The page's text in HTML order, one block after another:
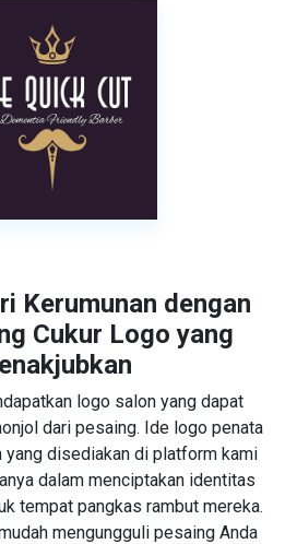
Kerumunan dengan
Cukur Logo yang
logo salon yang dapat
dari pesaing. Ide logo penata
yang disediakan di platform kami
dalam menciptakan identitas
tempat pangkas rambut mereka.
mengungguli pesaing Anda